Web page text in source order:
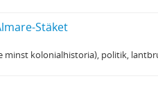
Stäket
kolonialhistoria), politik,